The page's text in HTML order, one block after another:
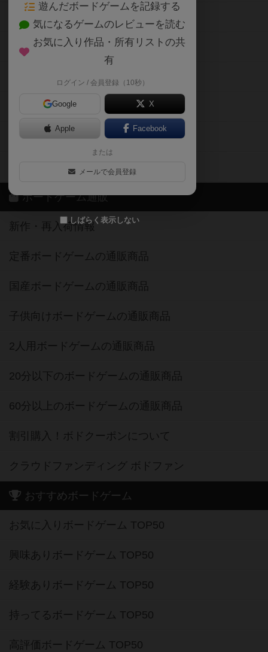
遊んだボードゲームを記録する
気になるゲームのレビューを読む
お気に入り作品・所有リストの共
有
ログイン / 会員登録（10秒）
Google X
Apple Facebook
または
メールで会員登録
しばらく表示しない
ボードゲーム会情報
メカニクス特集
掲示板・トピックス
ボドとも・会員一覧
ボードゲーム業界コラム
ボドゲーマご利用案内
ボードゲーム通販
新作・再入荷情報
定番ボードゲームの通販商品
国産ボードゲームの通販商品
子供向けボードゲームの通販商品
2人用ボードゲームの通販商品
20分以下のボードゲームの通販商品
60分以上のボードゲームの通販商品
割引購入！ボドクーポンについて
クラウドファンディング ボドファン
おすすめボードゲーム
お気に入りボードゲーム TOP50
興味ありボードゲーム TOP50
経験ありボードゲーム TOP50
持ってるボードゲーム TOP50
高評価ボードゲーム TOP50